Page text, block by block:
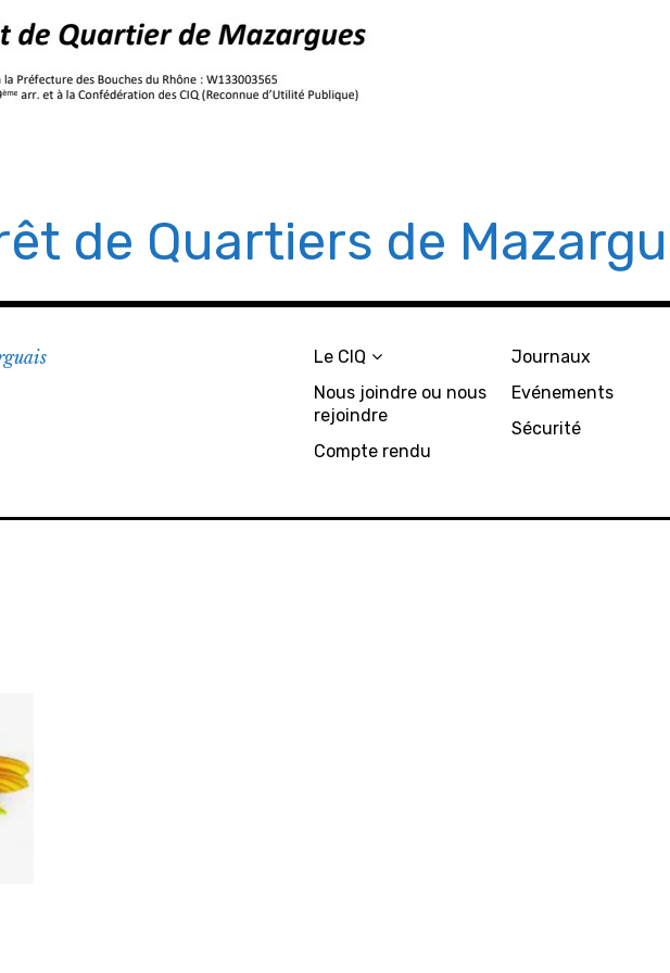
de Quartiers de
Le CIQ
Nous joindre ou nous
rejoindre
Compte rendu
Journaux
Evénements
Sécurité